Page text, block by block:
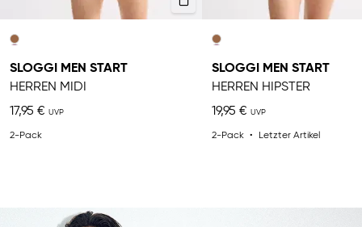
SLOGGI MEN START
HERREN MIDI
17,95 €
2-Pack
SLOGGI MEN START
HERREN HIPSTER
19,95 €
2-Pack Letzter Artikel